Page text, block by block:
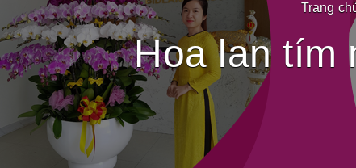
Trang
Hoa lan tím